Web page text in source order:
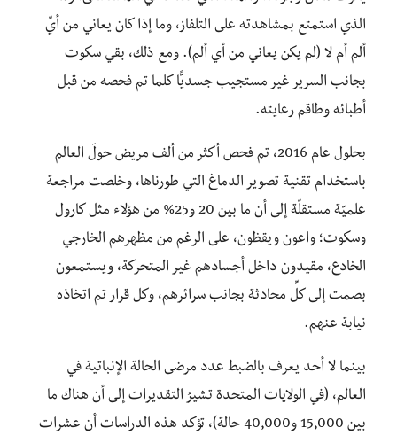
الذي استمتع بمشاهدته على التلفاز، وما إذا كان يعاني من أيِّ
ألم أم لا (لم يكن يعاني من أي ألم). ومع ذلك، بقي سكوت
بجانب السرير غير مستجيب جسديًّا كلما تم فحصه من قبل
أطبائه وطاقم رعايته.
بحلول عام 2016، تم فحص أكثر من ألف مريض حولَ العالم
باستخدام تقنية تصوير الدماغ التي طورناها، وخلصت مراجعة
علميّة مستقلّة إلى أن ما بين 20 و25% من هؤلاء مثل كارول
وسكوت؛ واعون ويقظون، على الرغم من مظهرهم الخارجي
الخادع، مقيدون داخل أجسادهم غير المتحركة، ويستمعون
بصمت إلى كلِّ محادثة بجانب سرائرهم، وكل قرار تم اتخاذه
نيابة عنهم.
بينما لا أحد يعرف بالضبط عدد مرضى الحالة الإنباتية في
العالم، (في الولايات المتحدة تشيرُ التقديرات إلى أن هناك ما
بين 15,000 و40,000 حالة)، تؤكد هذه الدراسات أن عشرات